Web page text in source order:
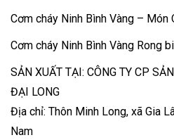
Cơm cháy Ninh Bình Vàng – Món
Cơm cháy Ninh Bình Vàng Rong
SẢN XUẤT TẠI: CÔNG TY CP
ĐẠI LONG
Địa chỉ: Thôn Minh Long, xã Gia
Nam